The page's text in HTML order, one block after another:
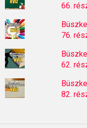
66.
76.
62.
82.